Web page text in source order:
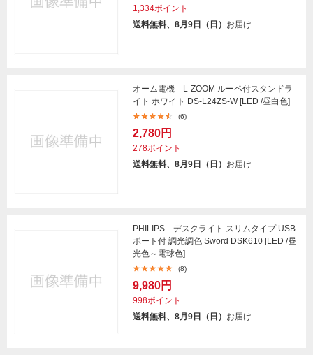
1,334ポイント
送料無料、8月9日（日） お届け
オーム電機 L-ZOOM ルーペ付スタンドラ
イト ホワイト DS-L24ZS-W [LED /昼白色]
(6)
2,780円
278ポイント
送料無料、8月9日（日） お届け
PHILIPS デスクライト スリムタイプ USB
ポート付 調光調色 Sword DSK610 [LED /昼
光色～電球色]
(8)
9,980円
998ポイント
送料無料、8月9日（日） お届け